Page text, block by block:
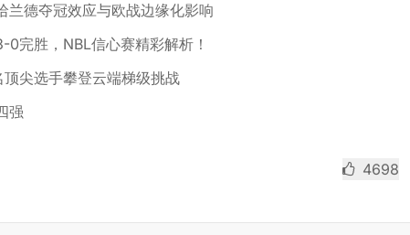
兰德夺冠效应与欧战边缘化影响
完胜，NBL信心赛精彩解析！
尖选手攀登云端梯级挑战
强
4698